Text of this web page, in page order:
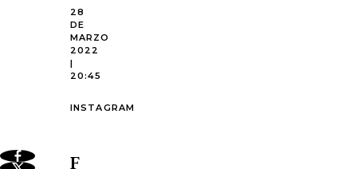
28
DE
MARZO
2022
|
20:45
INSTAGRAM
F